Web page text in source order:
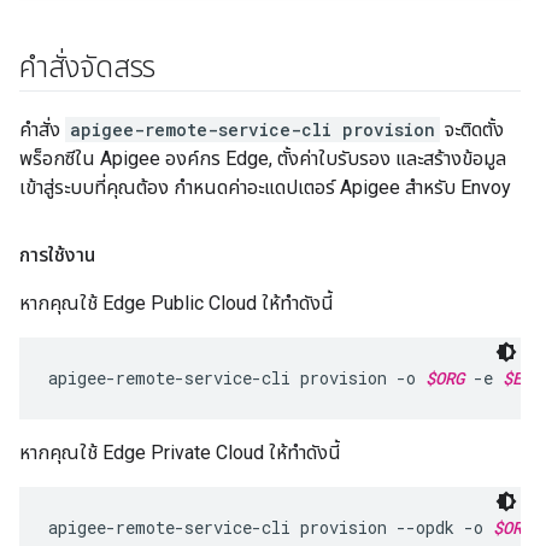
คำสั่งจัดสรร
คำสั่ง apigee-remote-service-cli provision จะติดตั้ง
พร็อกซีใน Apigee องค์กร Edge, ตั้งค่าใบรับรอง และสร้างข้อมูล
เข้าสู่ระบบที่คุณต้อง กำหนดค่าอะแดปเตอร์ Apigee สำหรับ Envoy
การใช้งาน
หากคุณใช้ Edge Public Cloud ให้ทำดังนี้
apigee-remote-service-cli provision -o $ORG -e $ENV
หากคุณใช้ Edge Private Cloud ให้ทําดังนี้
apigee-remote-service-cli provision --opdk -o $ORG